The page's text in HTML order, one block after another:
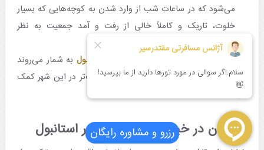
می‌شود که در ساعات شب از وارد شدن به کوچه‌هایی که بسیار
خلوت، تاریک و کاملاً خالی از رفت و آمد جمعیت به نظر
می‌رسند، خودداری کنید.
این توصیه‌ها قسمتی از
راهنمای سفر به استانبول به شمار می‌روند
که رعایت آنها به داشتن گردشی آرام‌تر و راحت‌تر در این شهر کمک
قدم‌زدن در خیابان استقلال با تور استانبول
رزرو و مشاوره رایگان